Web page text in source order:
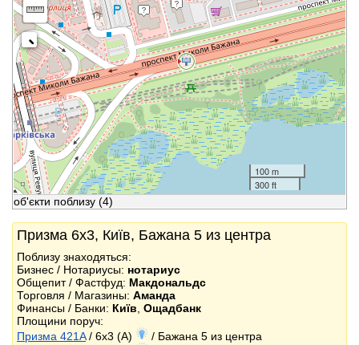
100 m
300 ft
об'єкти поблизу (4)
Призма 6x3, Київ, Бажана 5 из центра
Поблизу знаходяться:
Бизнес / Нотариусы: нотариус
Общепит / Фастфуд: Макдональдс
Торговля / Магазины: Аманда
Финансы / Банки: Київ Ощадбанк
Площини поруч:
Призма 421A/ 6x3 (A) / Бажана 5 из центра